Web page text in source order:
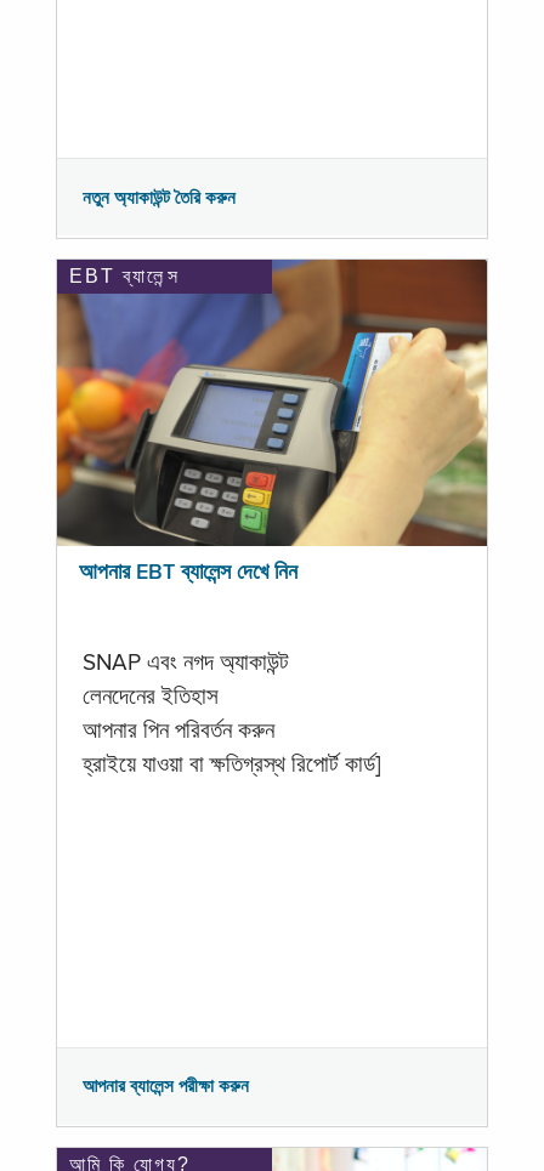
নতুন অ্যাকাউন্ট তৈরি করুন
EBT ব্যালেন্স
আপনার EBT ব্যালেন্স দেখে নিন
SNAP এবং নগদ অ্যাকাউন্ট
লেনদেনের ইতিহাস
আপনার পিন পরিবর্তন করুন
হ্রাইয়ে যাওয়া বা ক্ষতিগ্রস্থ রিপোর্ট কার্ড]
আপনার ব্যালেন্স পরীক্ষা করুন
আমি কি যোগ্য?